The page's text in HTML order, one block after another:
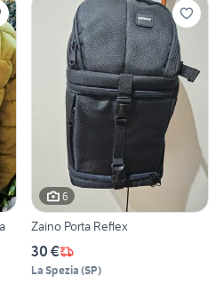
6
Zaino Porta Reflex
30 €
La Spezia (SP)